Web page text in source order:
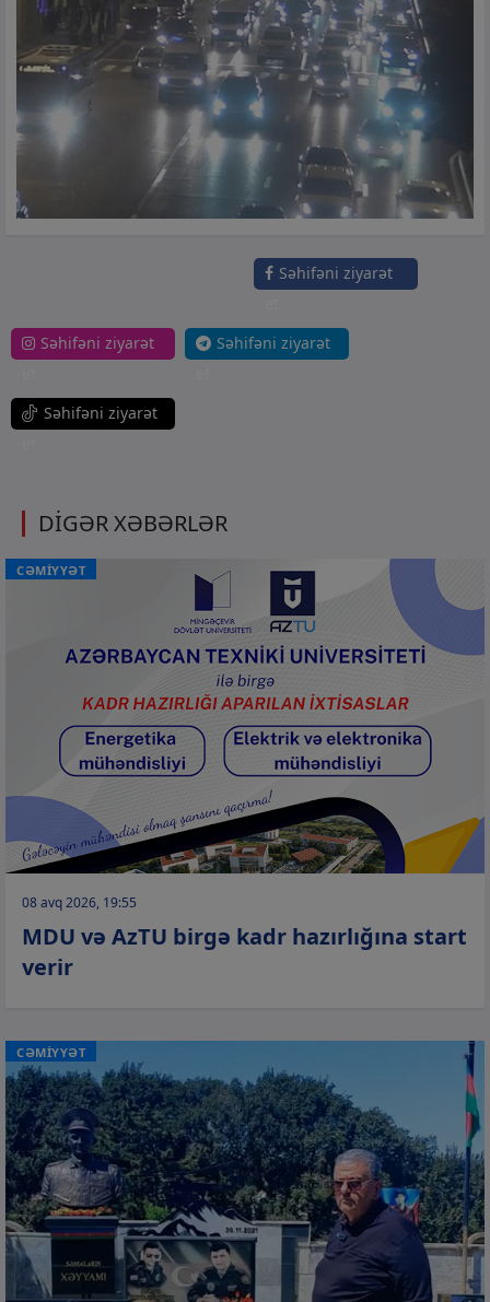
Səhifəni ziyarət
Səhifəni ziyarət
Səhifəni ziyarət
Səhifəni ziyarət
DİGƏR XƏBƏRLƏR
CƏMİYYƏT
08 avq 2026, 19:55
MDU və AzTU birgə kadr hazırlığına start
verir
CƏMİYYƏT